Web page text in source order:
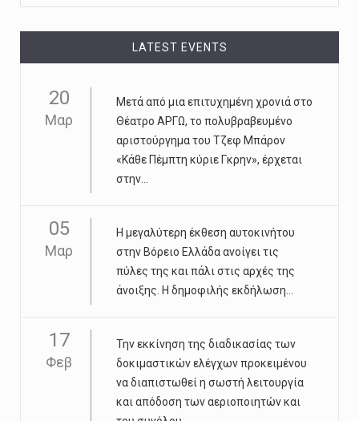
LATEST EVENTS
20
Μαρ
Μετά από μια επιτυχημένη χρονιά στο
Θέατρο ΑΡΓΩ, το πολυβραβευμένο
αριστούργημα του Τζεφ Μπάρον
«Κάθε Πέμπτη κύριε Γκρην», έρχεται
στην...
05
Μαρ
Η μεγαλύτερη έκθεση αυτοκινήτου
στην Βόρειο Ελλάδα ανοίγει τις
πύλες της και πάλι στις αρχές της
άνοιξης. Η δημοφιλής εκδήλωση...
17
Φεβ
Την εκκίνηση της διαδικασίας των
δοκιμαστικών ελέγχων προκειμένου
να διαπιστωθεί η σωστή λειτουργία
και απόδοση των αεριοποιητών και